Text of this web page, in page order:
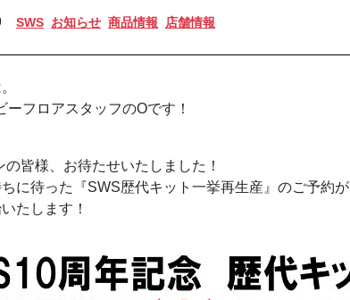
SWS お知らせ 商品情報 店舗情報
ーフロアスタッフのOです！
の皆様、お待たせいたしました！
に待った『SWS歴代キット一挙再生産』のご予約が
たします！